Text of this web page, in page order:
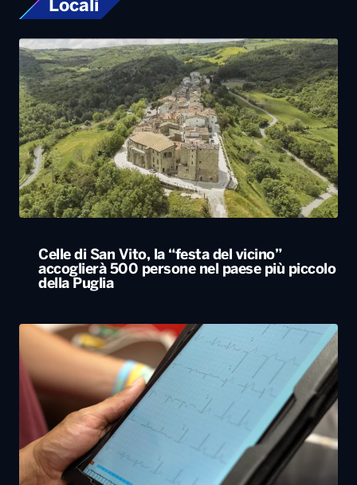
Locali
Celle di San Vito, la “festa del vicino”
accoglierà 500 persone nel paese più piccolo
della Puglia